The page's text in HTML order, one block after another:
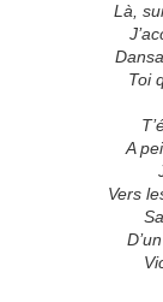
Là,
Toi
A
Vers